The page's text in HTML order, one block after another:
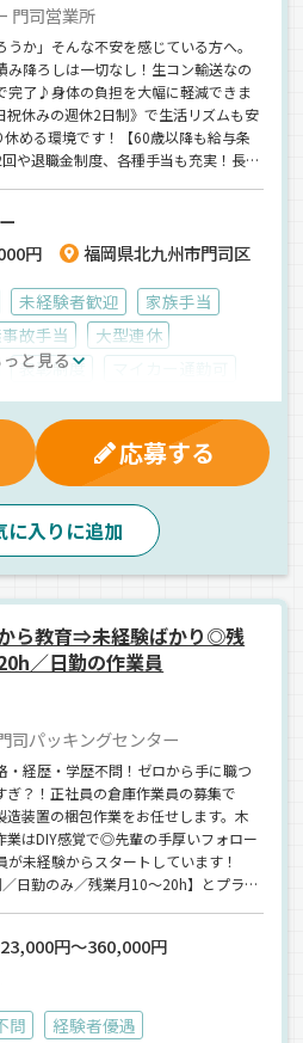
門司営業所
うか」そんな不安を感じている方へ。
み降ろしは一切なし！生コン輸送なの
完了♪身体の負担を大幅に軽減できま
祝休みの週休2日制》で生活リズムも安
める環境です！【60歳以降も給与条
や退職金制度、各種手当も充実！長く
円
福岡県北九州市門司区
未経験者歓迎
家族手当
故手当
大型連休
表彰制度
保険 残業手当
健康保険
労災保険
有給休暇
バックアイモニター装備
点多数 地場
粉粒体
車 契約社員
と見る
応募する
に入りに追加
ら教育⇒未経験ばかり◎残
／日勤の作業員
司パッキングセンター
経歴・学歴不問！ゼロから手に職つ
？！正社員の倉庫作業員の募集で
装置の梱包作業をお任せします。木
はDIY感覚で◎先輩の手厚いフォロー
未経験からスタートしています！
日勤のみ／残業月10～20h】とプライ
円～360,000円
問 経験者優遇